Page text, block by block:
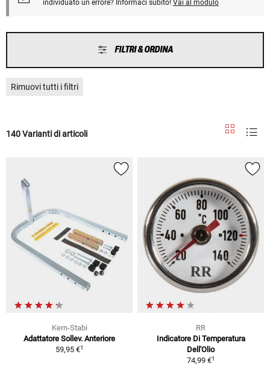
individuato un errore? Informaci subito! Vai al modulo
FILTRI & ORDINA
Rimuovi tutti i filtri
140 Varianti di articoli
Kern-Stabi
Adattatore Sollev. Anteriore
59,95 €1
RR
Indicatore Di Temperatura
Dell'Olio
74,99 €1